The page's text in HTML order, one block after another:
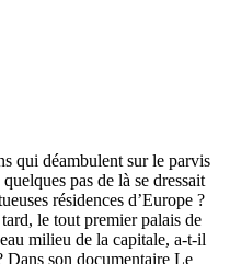
qui déambulent sur le parvis
pas de là se dressait
résidences d’Europe ?
le tout premier palais de
milieu de la capitale, a-t-il
Dans son documentaire Le